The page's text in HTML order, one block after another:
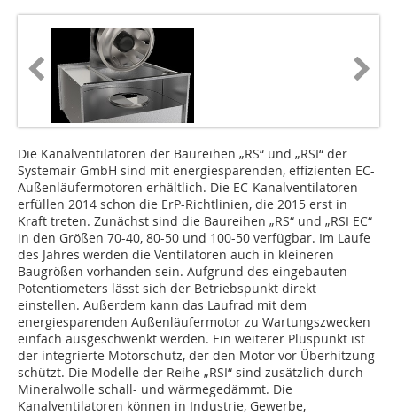
Die Kanalventilatoren der Baureihen „RS“ und „RSI“ der
Systemair GmbH sind mit energiesparenden, effizienten EC-
Außenläufermotoren erhältlich. Die EC-Kanalventilatoren
erfüllen 2014 schon die ErP-Richtlinien, die 2015 erst in
Kraft treten. Zunächst sind die Baureihen „RS“ und „RSI EC“
in den Größen 70-40, 80-50 und 100-50 verfügbar. Im Laufe
des Jahres werden die Ventilatoren auch in kleineren
Baugrößen vorhanden sein. Aufgrund des eingebauten
Potentiometers lässt sich der Betriebspunkt direkt
einstellen. Außerdem kann das Laufrad mit dem
energiesparenden Außenläufermotor zu Wartungszwecken
einfach ausgeschwenkt werden. Ein weiterer Pluspunkt ist
der integrierte Motorschutz, der den Motor vor Überhitzung
schützt. Die Modelle der Reihe „RSI“ sind zusätzlich durch
Mineralwolle schall- und wärmegedämmt. Die
Kanalventilatoren können in Industrie, Gewerbe,